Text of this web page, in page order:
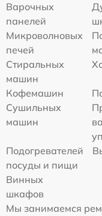
Варочных
панелей
Микроволновых
печей
Стиральных
машин
Кофемашин
Сушильных
машин
Подогревателей
посуды и пищи
Винных
шкафов
Мы занимаемся